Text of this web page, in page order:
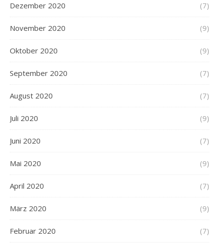
Dezember 2020 (7)
November 2020 (9)
Oktober 2020 (9)
September 2020 (7)
August 2020 (7)
Juli 2020 (9)
Juni 2020 (7)
Mai 2020 (9)
April 2020 (7)
März 2020 (9)
Februar 2020 (7)